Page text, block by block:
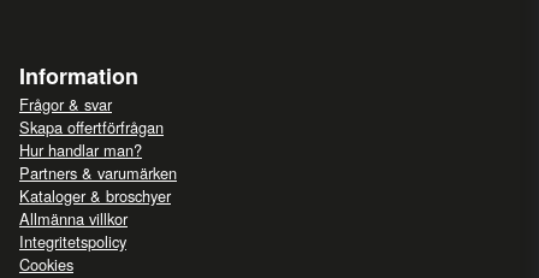
Information
Frågor & svar
Skapa offertförfrågan
Hur handlar man?
Partners & varumärken
Kataloger & broschyer
Allmänna villkor
Integritetspolicy
Cookies